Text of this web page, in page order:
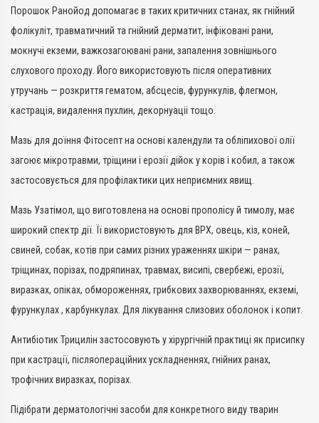
Порошок Ранойод допомагає в таких критичних станах, як гнійний
фолікуліт, травматичний та гнійний дерматит, інфіковані рани,
мокнучі екземи, важкозагоювані рани, запалення зовнішнього
слухового проходу. Його використовують після оперативних
утручань — розкриття гематом, абсцесів, фурункулів, флегмон,
кастрація, видалення пухлин, декорнуаціі тощо.
Мазь для доїння Фітосепт на основі календули та обліпихової олії
загоює мікротравми, тріщини і ерозії дійок у корів і кобил, а також
застосовується для профілактики цих неприємних явищ.
Мазь Узатімол, що виготовлена на основі прополісу й тимолу, має
широкий спектр дії. Її використовують для ВРХ, овець, кіз, коней,
свиней, собак, котів при самих різних ураженнях шкіри — ранах,
тріщинах, порізах, подряпинах, травмах, висипі, свербежі, ерозії,
виразках, опіках, обмороженнях, грибкових захворюваннях, екземі,
фурункулах , карбункулах. Для лікування слизових оболонок і копит.
Антибіотик Трицилін застосовують у хірургічній практиці як присипку
при кастрації, післяопераційних ускладненнях, гнійних ранах,
трофічних виразках, порізах.
Підібрати дерматологічні засоби для конкретного виду тварин